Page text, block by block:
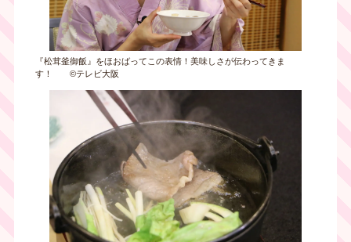
『松茸釜御飯』をほおばってこの表情！美味しさが伝わってきま
す！ ©テレビ大阪